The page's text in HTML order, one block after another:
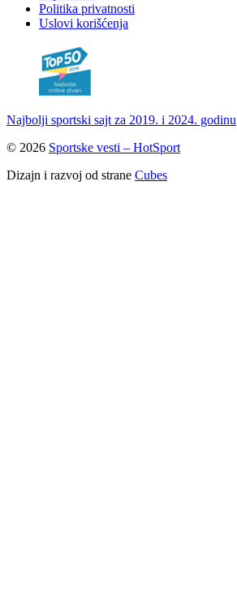
Politika privatnosti
Uslovi korišćenja
Najbolji sportski sajt za 2019. i 2024. godinu
© 2026 Sportske vesti – HotSport
Dizajn i razvoj od strane Cubes